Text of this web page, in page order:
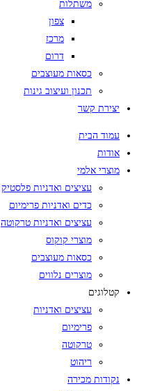
משתלות
צפון
מרכז
דרום
כסאות מעוצבים
תכנון ועיצוב גינות
יצירת קשר
עמוד הבית
אודות
מוצרי אלמי
עציצים ואדניות פלסטיק
כדים ואדניות פרימיום
עציצים ואדניות טרקוטה
מוצרי קוקוס
כסאות מעוצבים
מוצרים נלווים
קטלוגים
עציצים ואדניות
פרימיום
טרקוטה
ריהוט
נקודות מכירה